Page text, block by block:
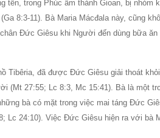
tên, trong Phúc âm thánh Gioan, bị nhóm
8:3-11). Bà Maria Mácđala này, cũng
Ðức Giêsu khi Người đến dùng bữa
Tibêria, đã được Ðức Giêsu giải thoát
27:55; Lc 8:3, Mc 15:41). Bà là một
bà có mặt trong việc mai táng Ðức
Lc 24:10). Việc Ðức Giêsu hiện ra với bà